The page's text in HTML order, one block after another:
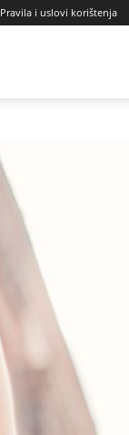
Pravila i uslovi korištenja